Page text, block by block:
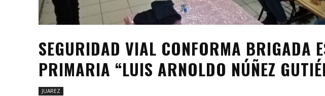
SEGURIDAD VIAL CONFORMA BRIGADA
PRIMARIA “LUIS ARNOLDO NÚÑEZ
JUAREZ